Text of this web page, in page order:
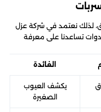
لذلك نعتمد في شركة عزل
تساعدنا على معرفة
الفائدة
يكشف العيوب
الصغيرة